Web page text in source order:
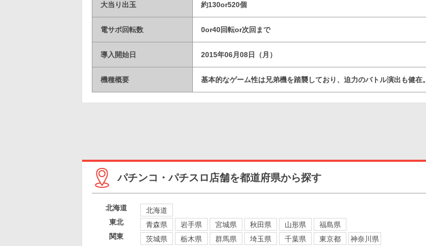
大当り出玉 約130or520個
電サポ回転数 0or40回転or次回まで
導入開始日 2015年06月08日（月）
機種概要 基本的なゲーム性は兄弟機を踏襲しており、迫力のバトル演出も健在。
パチンコ・パチスロ店舗を都道府県から探す
北海道
北海道
東北
青森県 岩手県 宮城県 秋田県 山形県
福島県
関東
茨城県 栃木県 群馬県 埼玉県 千葉県 東京都
神奈川県